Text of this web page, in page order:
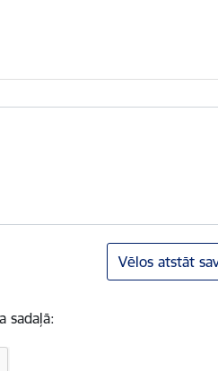
Vēlos atstāt
sadaļā: